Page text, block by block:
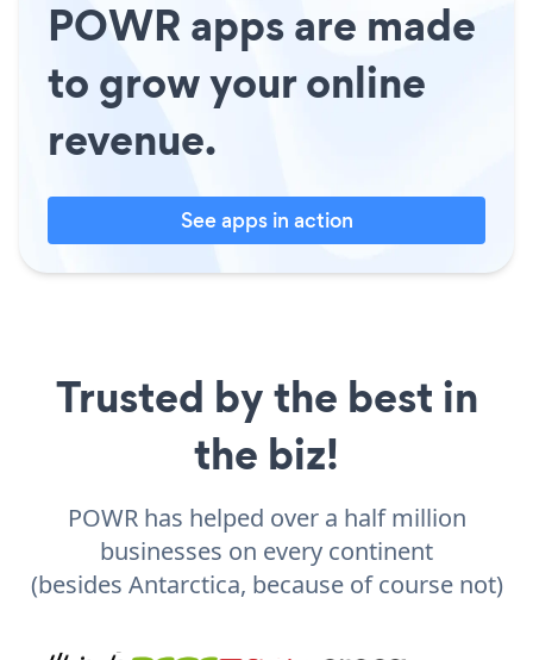
POWR apps are made
to grow your online
revenue.
See apps in action
Trusted by the best in
the biz!
POWR has helped over a half million
businesses on every continent
(besides Antarctica, because of course not)